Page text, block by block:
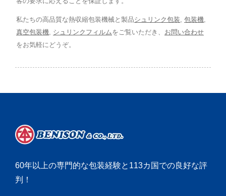
私たちの高品質な熱収縮包装機械と製品シュリンク包装, 包装機,
真空包装機, シュリンクフィルムをご覧いただき、 お問い合わせ
をお気軽にどうぞ。
60年以上の専門的な包装経験と113カ国での良好な評
判！